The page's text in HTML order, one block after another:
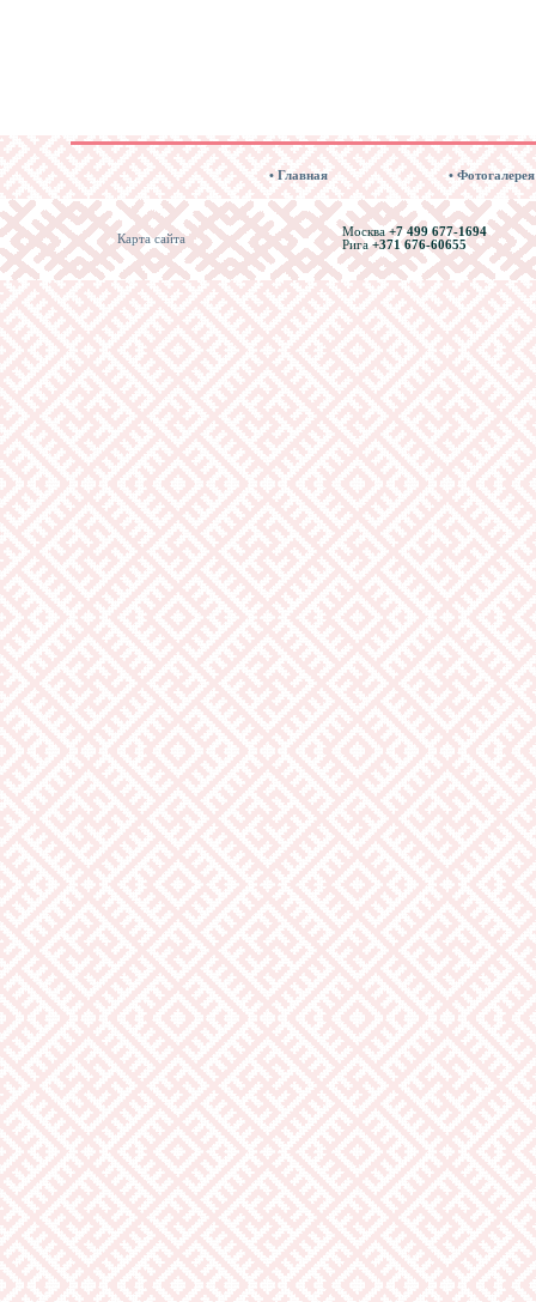
• Главная • Фотогалерея
Карта сайта
Москва+7 499 677-1694
Рига+371 676-60655